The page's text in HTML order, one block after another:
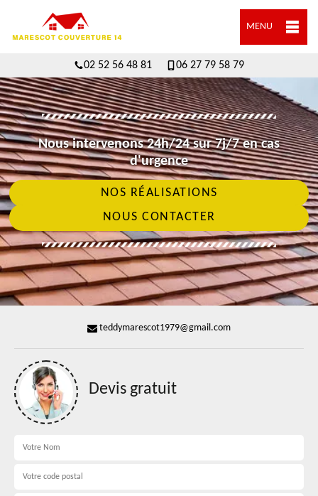
MENU
02 52 56 48 81 06 27 79 58 79
Nous intervenons 24h/24 sur 7j/7 en cas
d'urgence
NOS RÉALISATIONS
NOUS CONTACTER
teddymarescot1979@gmail.com
Devis gratuit